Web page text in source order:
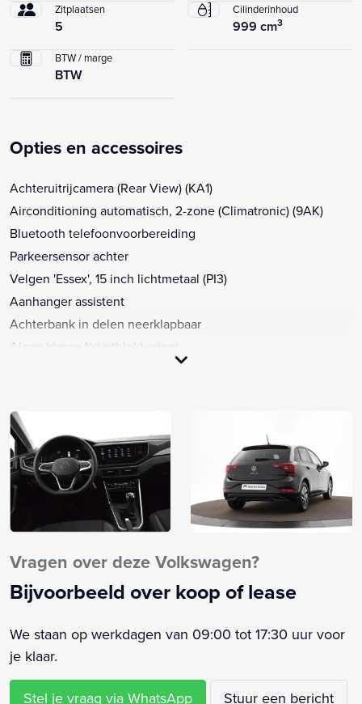
Zitplaatsen
5
Cilinderinhoud
999 cm3
BTW / marge
BTW
Opties en accessoires
Achteruitrijcamera (Rear View) (KA1)
Airconditioning automatisch, 2-zone (Climatronic) (9AK)
Bluetooth telefoonvoorbereiding
Parkeersensor achter
Velgen 'Essex', 15 inch lichtmetaal (PI3)
Aanhanger assistent
Achterbank in delen neerklapbaar
Alarm klasse 1(startblokkering)
Ascot Grey (6U6U)
Automatische snelheids begrenzing
Autonomous Emergency Braking
Bandenspanningscontrolesysteem
Bestuurdersairbag
Bestuurdersstoel in hoogte verstelbaar
Boordcomputer
Buitenspiegels elektrisch inklapbaar
Bumpers in carrosseriekleur
Centrale airbag voor
Centrale deurvergrendeling met afstandsbediening
Vragen over deze Volkswagen?
Bijvoorbeeld over koop of lease
We staan op werkdagen van 09:00 tot 17:30 uur voor
je klaar.
Stel je vraag via WhatsApp Stuur een bericht